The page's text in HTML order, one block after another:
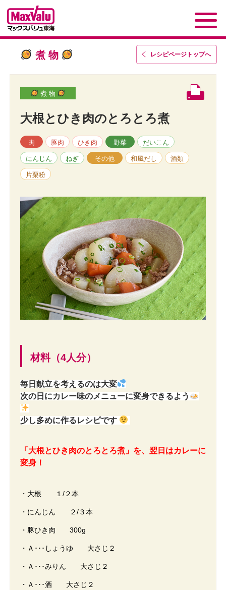
レシピページトップへ
煮 物
煮 物
大根とひき肉のとろとろ煮
肉 豚肉 ひき肉 野菜 だいこん
にんじん ねぎ その他 和風だし 酒類
片栗粉
材料（4人分）
毎日献立を考えるのは大変
次の日にカレー味のメニューに変身できるよう
少し多めに作るレシピです
「大根とひき肉のとろとろ煮」を、翌日はカレーに
変身！
・大根 １/２本
・にんじん ２/３本
・豚ひき肉 300g
・Ａ･･･しょうゆ 大さじ２
・Ａ･･･みりん 大さじ２
・Ａ･･･酒 大さじ２